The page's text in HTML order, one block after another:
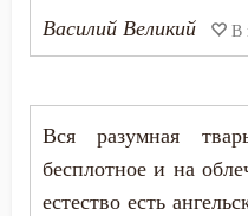
Миропомазание
Молчание
Монастырь
Василий Великий В
Вся разумная
бесплотное и на
естество есть